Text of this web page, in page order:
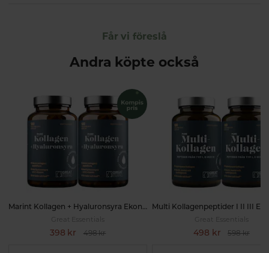
Får vi föreslå
Andra köpte också
Marint Kollagen + Hyaluronsyra Ekonomipack 2x120k
Great Essentials
398 kr 498 kr
Great Essentials
498 kr 598 kr